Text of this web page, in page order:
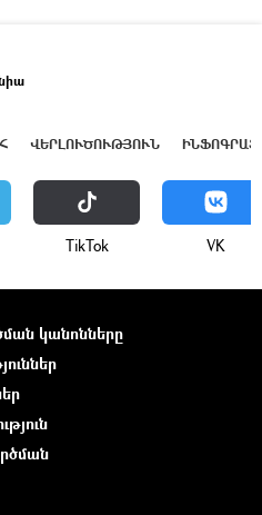
ՎԵՐԼՈՒԾՈՒԹՅՈՒՆ
ТikТоk VK
կանոնները